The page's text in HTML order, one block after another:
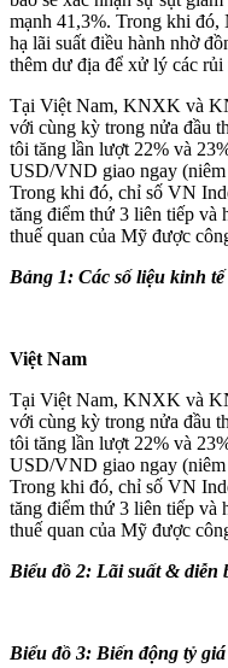
mạnh 41,3%. Trong khi đó,
hạ lãi suất điều hành nhờ
thêm dư địa để xử lý các
Tại Việt Nam, KNXK và
với cùng kỳ trong nửa đầu
tôi tăng lần lượt 22% và
USD/VND giao ngay
Trong khi đó, chỉ số VN
tăng điểm thứ 3 liên tiếp và
thuế quan của Mỹ được
Bảng 1: Các số liệu kinh
Việt Nam
Tại Việt Nam, KNXK và
với cùng kỳ trong nửa đầu
tôi tăng lần lượt 22% và
USD/VND giao ngay
Trong khi đó, chỉ số VN
tăng điểm thứ 3 liên tiếp và
thuế quan của Mỹ được
Biểu đồ 2: Lãi suất & diễn
Biểu đồ 3: Biến động tỷ